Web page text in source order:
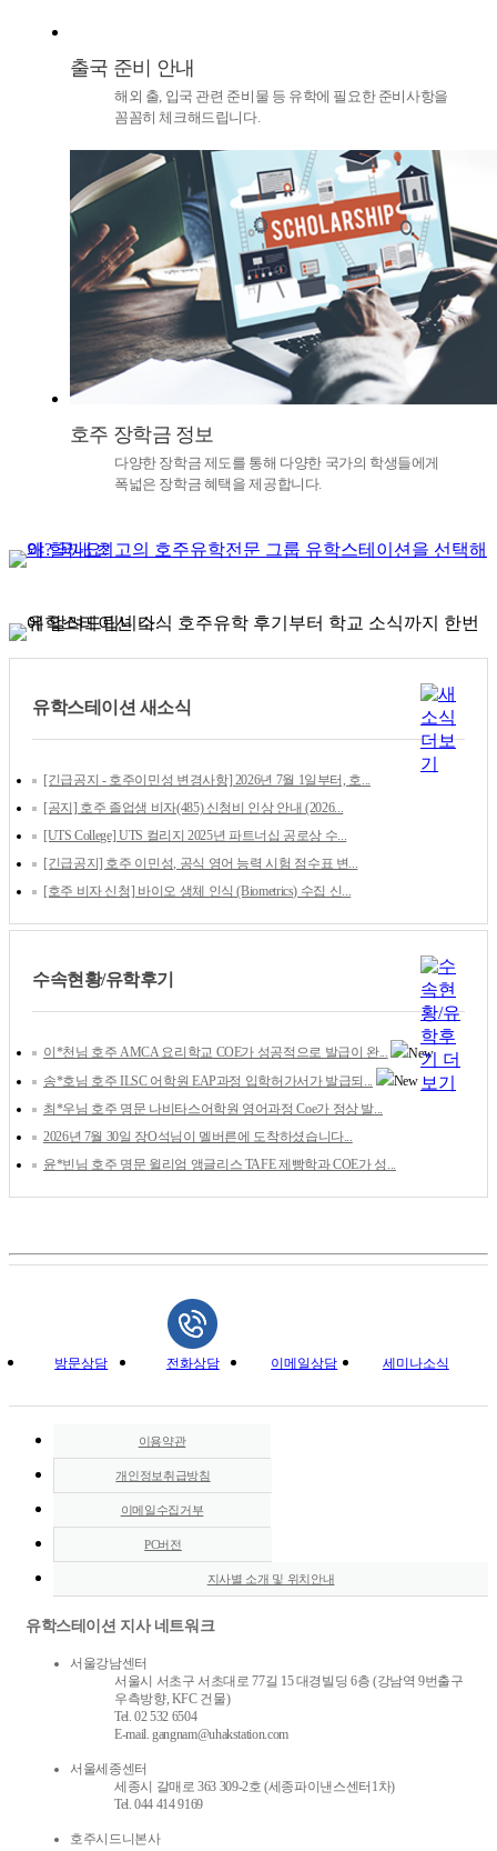
출국 준비 안내
해외 출, 입국 관련 준비물 등 유학에 필요한 준비사항을
꼼꼼히 체크해드립니다.
호주 장학금 정보
다양한 장학금 제도를 통해 다양한 국가의 학생들에게
폭넓은 장학금 혜택을 제공합니다.
유학스테이션 새소식
[긴급공지 - 호주이민성 변경사항] 2026년 7월 1일부터, 호...
[공지] 호주 졸업생 비자(485) 신청비 인상 안내 (2026...
[UTS College] UTS 컬리지 2025년 파트너십 공로상 수...
[긴급공지] 호주 이민성, 공식 영어 능력 시험 점수표 변...
[호주 비자 신청] 바이오 생체 인식 (Biometrics) 수집 신...
수속현황/유학후기
이*천님 호주 AMCA 요리학교 COE가 성공적으로 발급이 완...
송*호님 호주 ILSC 어학원 EAP과정 입학허가서가 발급되...
최*우님 호주 명문 나비타스어학원 영어과정 Coe가 정상 발...
2026년 7월 30일 장O석님이 멜버른에 도착하셨습니다...
윤*빈님 호주 명문 윌리엄 앵글리스 TAFE 제빵학과 COE가 성...
방문상담 전화상담 이메일상담 세미나소식
이용약관
개인정보취급방침
이메일수집거부
PC버전
지사별 소개 및 위치안내
유학스테이션 지사 네트워크
서울강남센터
서울시 서초구 서초대로 77길 15 대경빌딩 6층 (강남역 9번출구
우측방향, KFC 건물)
Tel. 02 532 6504
E-mail. gangnam@uhakstation.com
서울세종센터
세종시 갈매로 363 309-2호 (세종파이낸스센터1차)
Tel. 044 414 9169
호주시드니본사